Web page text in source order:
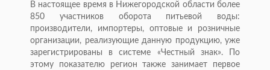
В настоящее время в Нижегородской области более
850 участников оборота питьевой воды:
производители, импортеры, оптовые и розничные
организации, реализующие данную продукцию, уже
зарегистрированы в системе «Честный знак». По
этому показателю регион также занимает первое